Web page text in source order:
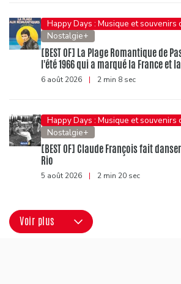
Happy Days : Musique et
Nostalgie+
[BEST OF] La Plage Romantique de
l'été 1966 qui a marqué la France et
6 août 2026 | 2 min 8 sec
Happy Days : Musique et
Nostalgie+
[BEST OF] Claude François fait
Rio
5 août 2026 | 2 min 20 sec
Voir plus